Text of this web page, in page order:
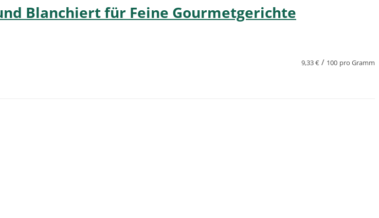
Blanchiert für Feine Gourmetgerichte
9,33€ / 100 pro Gramm